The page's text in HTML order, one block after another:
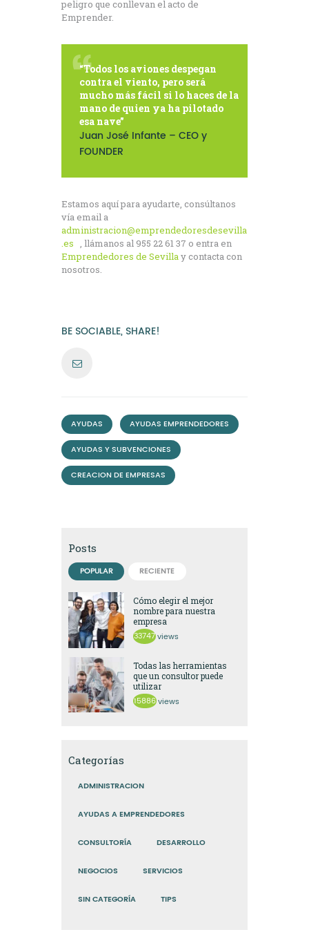
peligro que conllevan el acto de
Emprender.
“Todos los aviones despegan
contra el viento, pero será
mucho más fácil si lo haces de la
mano de quien ya ha pilotado
esa nave”
Juan José Infante – CEO y
FOUNDER
Estamos aquí para ayudarte, consúltanos
vía email a
administracion@emprendedoresdesevilla
.es , llámanos al 955 22 61 37 o entra en
Emprendedores de Sevilla y contacta con
nosotros.
BE SOCIABLE, SHARE!
AYUDAS AYUDAS EMPRENDEDORES
AYUDAS Y SUBVENCIONES
CREACION DE EMPRESAS
Posts
POPULAR RECIENTE
Cómo elegir el mejor
nombre para nuestra
empresa
33747 views
Todas las herramientas
que un consultor puede
utilizar
15886 views
Categorías
ADMINISTRACION
AYUDAS A EMPRENDEDORES
CONSULTORÍA DESARROLLO
NEGOCIOS SERVICIOS
SIN CATEGORÍA TIPS